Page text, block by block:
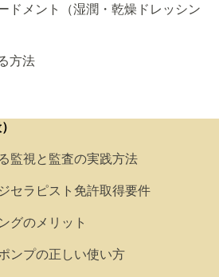
ドメント（湿潤・乾燥ドレッシン
方法
監視と監査の実践方法
セラピスト免許取得要件
グのメリット
ンプの正しい使い方